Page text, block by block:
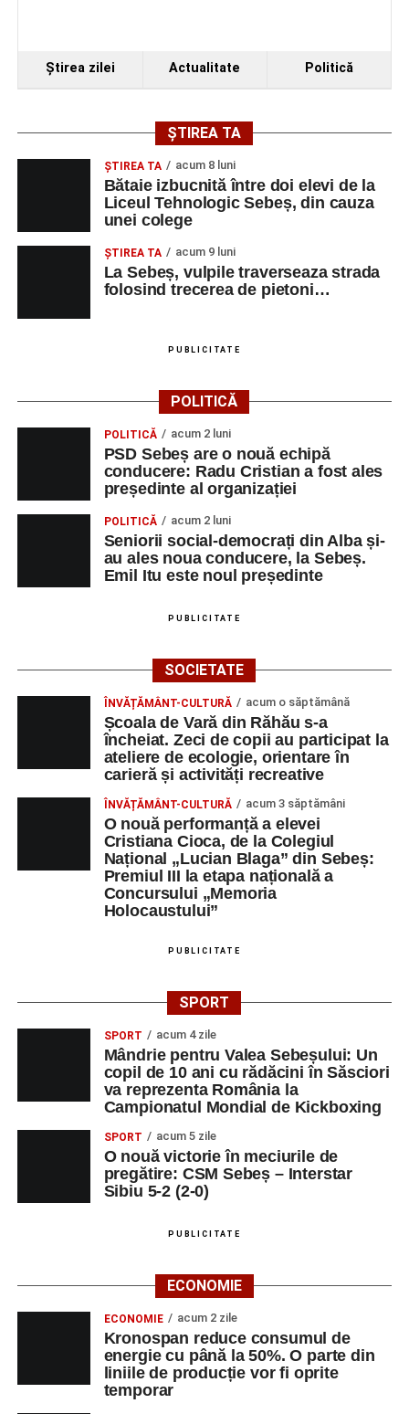
Ştirea zilei Actualitate Politică
ȘTIREA TA
ŞTIREA TA acum 8 luni
Bătaie izbucnită între doi elevi de la
Liceul Tehnologic Sebeș, din cauza
unei colege
ŞTIREA TA acum 9 luni
La Sebeș, vulpile traverseaza strada
folosind trecerea de pietoni…
PUBLICITATE
POLITICĂ
POLITICĂ acum 2 luni
PSD Sebeș are o nouă echipă
conducere: Radu Cristian a fost ales
președinte al organizației
POLITICĂ acum 2 luni
Seniorii social-democrați din Alba și-
au ales noua conducere, la Sebeș.
Emil Itu este noul președinte
PUBLICITATE
SOCIETATE
ÎNVĂȚĂMÂNT-CULTURĂ acum o săptămână
Școala de Vară din Răhău s-a
încheiat. Zeci de copii au participat la
ateliere de ecologie, orientare în
carieră și activități recreative
ÎNVĂȚĂMÂNT-CULTURĂ acum 3 săptămâni
O nouă performanță a elevei
Cristiana Cioca, de la Colegiul
Național „Lucian Blaga” din Sebeș:
Premiul III la etapa națională a
Concursului „Memoria
Holocaustului”
PUBLICITATE
SPORT
SPORT acum 4 zile
Mândrie pentru Valea Sebeșului: Un
copil de 10 ani cu rădăcini în Săsciori
va reprezenta România la
Campionatul Mondial de Kickboxing
SPORT acum 5 zile
O nouă victorie în meciurile de
pregătire: CSM Sebeș – Interstar
Sibiu 5-2 (2-0)
PUBLICITATE
ECONOMIE
ECONOMIE acum 2 zile
Kronospan reduce consumul de
energie cu până la 50%. O parte din
liniile de producție vor fi oprite
temporar